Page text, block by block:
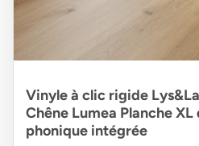
Vinyle à clic rigide
Chêne Lumea Planche
phonique intégrée